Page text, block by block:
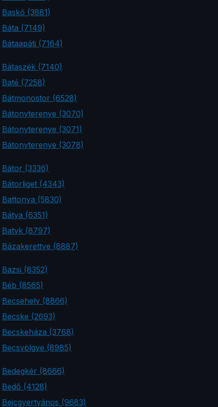
Baskó (3881)
Báta (7149)
Bátaapáti (7164)
Bátaszék (7140)
Baté (7258)
Bátmonostor (6528)
Bátonyterenye (3070)
Bátonyterenye (3071)
Bátonyterenye (3078)
Bátor (3336)
Bátorliget (4343)
Battonya (5830)
Bátya (6351)
Batyk (8797)
Bázakerettye (8887)
Bazsi (8352)
Béb (8565)
Becsehely (8866)
Becske (2693)
Becskeháza (3768)
Becsvölgye (8985)
Bedegkér (8666)
Bedő (4128)
Bejcgyertyános (9683)